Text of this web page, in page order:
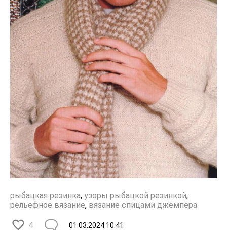
рыбацкая резинка, узоры рыбацкой резинкой,
рельефное вязание, вязание спицами джемпера
4 01.03.2024 10:41